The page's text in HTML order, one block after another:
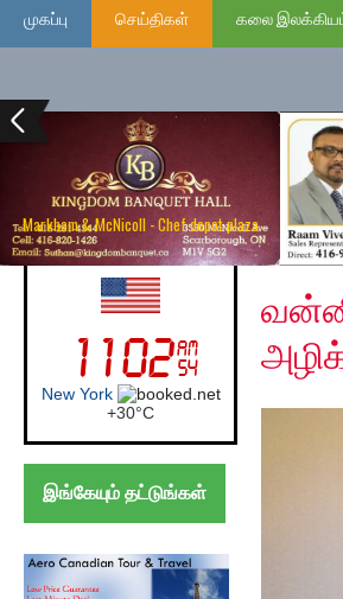
முகப்பு செய்திகள் கலை
Markham & McNicoll - Chef depot plaza
UK (London)
London
+24°C
இங்கேயும் தட்டுங்கள்